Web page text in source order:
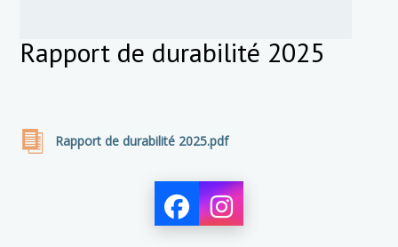
Rapport de durabilité 2025
Rapport de durabilité 2025.pdf